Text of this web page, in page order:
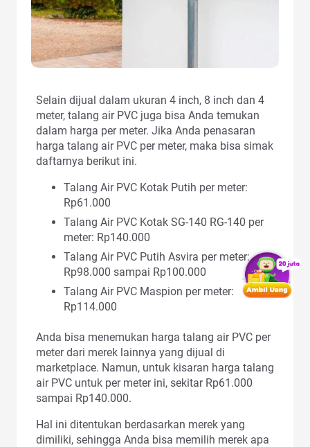
Selain dijual dalam ukuran 4 inch, 8 inch dan 4
meter, talang air PVC juga bisa Anda temukan
dalam harga per meter. Jika Anda penasaran
harga talang air PVC per meter, maka bisa simak
daftarnya berikut ini.
Talang Air PVC Kotak Putih per meter:
Rp61.000
Talang Air PVC Kotak SG-140 RG-140 per
meter: Rp140.000
Talang Air PVC Putih Asvira per meter:
Rp98.000 sampai Rp100.000
Talang Air PVC Maspion per meter:
Rp114.000
Anda bisa menemukan harga talang air PVC per
meter dari merek lainnya yang dijual di
marketplace. Namun, untuk kisaran harga talang
air PVC untuk per meter ini, sekitar Rp61.000
sampai Rp140.000.
Hal ini ditentukan berdasarkan merek yang
dimiliki, sehingga Anda bisa memilih merek apa